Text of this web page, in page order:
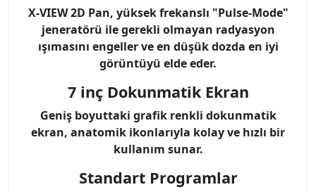
X-VIEW 2D Pan, yüksek frekanslı "Pulse-Mode"
jeneratörü ile gerekli olmayan radyasyon
ışımasını engeller ve en düşük dozda en iyi
görüntüyü elde eder.
7 inç Dokunmatik Ekran
Geniş boyuttaki grafik renkli dokunmatik
ekran, anatomik ikonlarıyla kolay ve hızlı bir
kullanım sunar.
Standart Programlar